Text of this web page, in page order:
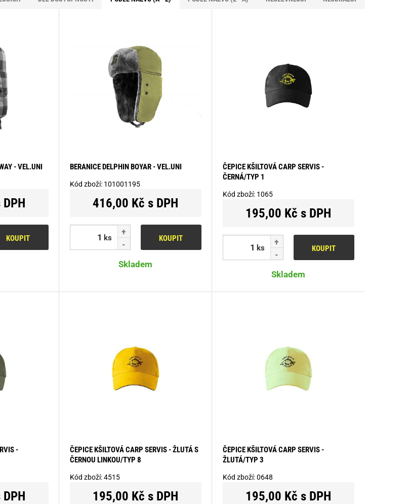
- VEL.UNI
KOUPIT
BERANICE DELPHIN BOYAR - VEL.UNI
Kód zboží: 101001195
416,00 Kč s DPH
ks KOUPIT
Skladem
ČEPICE KŠILTOVÁ CARP SERVIS -
ČERNÁ/TYP 1
Kód zboží: 1065
195,00 Kč s DPH
ks KOUPIT
Skladem
-
ČEPICE KŠILTOVÁ CARP SERVIS - ŽLUTÁ S
ČERNOU LINKOU/TYP 8
Kód zboží:4515
195,00 Kč s DPH
ČEPICE KŠILTOVÁ CARP SERVIS -
ŽLUTÁ/TYP 3
Kód zboží:0648
195,00 Kč s DPH